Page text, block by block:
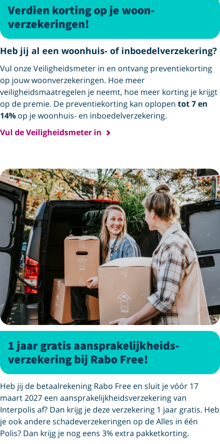
Verdien korting op je woon­
verzekeringen!
Heb jij al een woonhuis- of inboedelverzekering?
Vul onze Veiligheidsmeter in en ontvang preventiekorting
op jouw woonverzekeringen. Hoe meer
veiligheidsmaatregelen je neemt, hoe meer korting je krijgt
op de premie. De preventiekorting kan oplopen tot 7 en
14% op je woonhuis- en inboedelverzekering.
Vul de Veiligheidsmeter in
1 jaar gratis aansprakelijkheids­
verzekering bij Rabo Free!
Heb jij de betaalrekening Rabo Free en sluit je vóór 17
maart 2027 een aansprakelijk­heids­verzekering van
Interpolis af? Dan krijg je deze verzekering 1 jaar gratis. Heb
je ook andere schadeverzekeringen op de Alles in één
Polis? Dan krijg je nog eens 3% extra pakketkorting.